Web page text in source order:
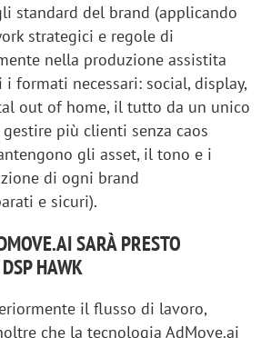
standard del brand (applicando
strategici e regole di
nella produzione assistita
formati necessari: social, display,
out of home, il tutto da un unico
più clienti senza caos
gli asset, il tono e i
di ogni brand
e sicuri).
SARÀ PRESTO
HAWK
il flusso di lavoro,
che la tecnologia AdMove.ai